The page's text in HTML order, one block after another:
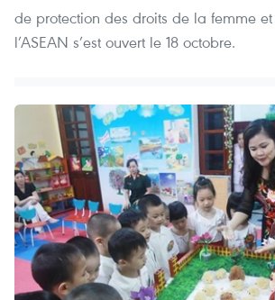
de protection des droits de la femme
l’ASEAN s’est ouvert le 18 octobre.